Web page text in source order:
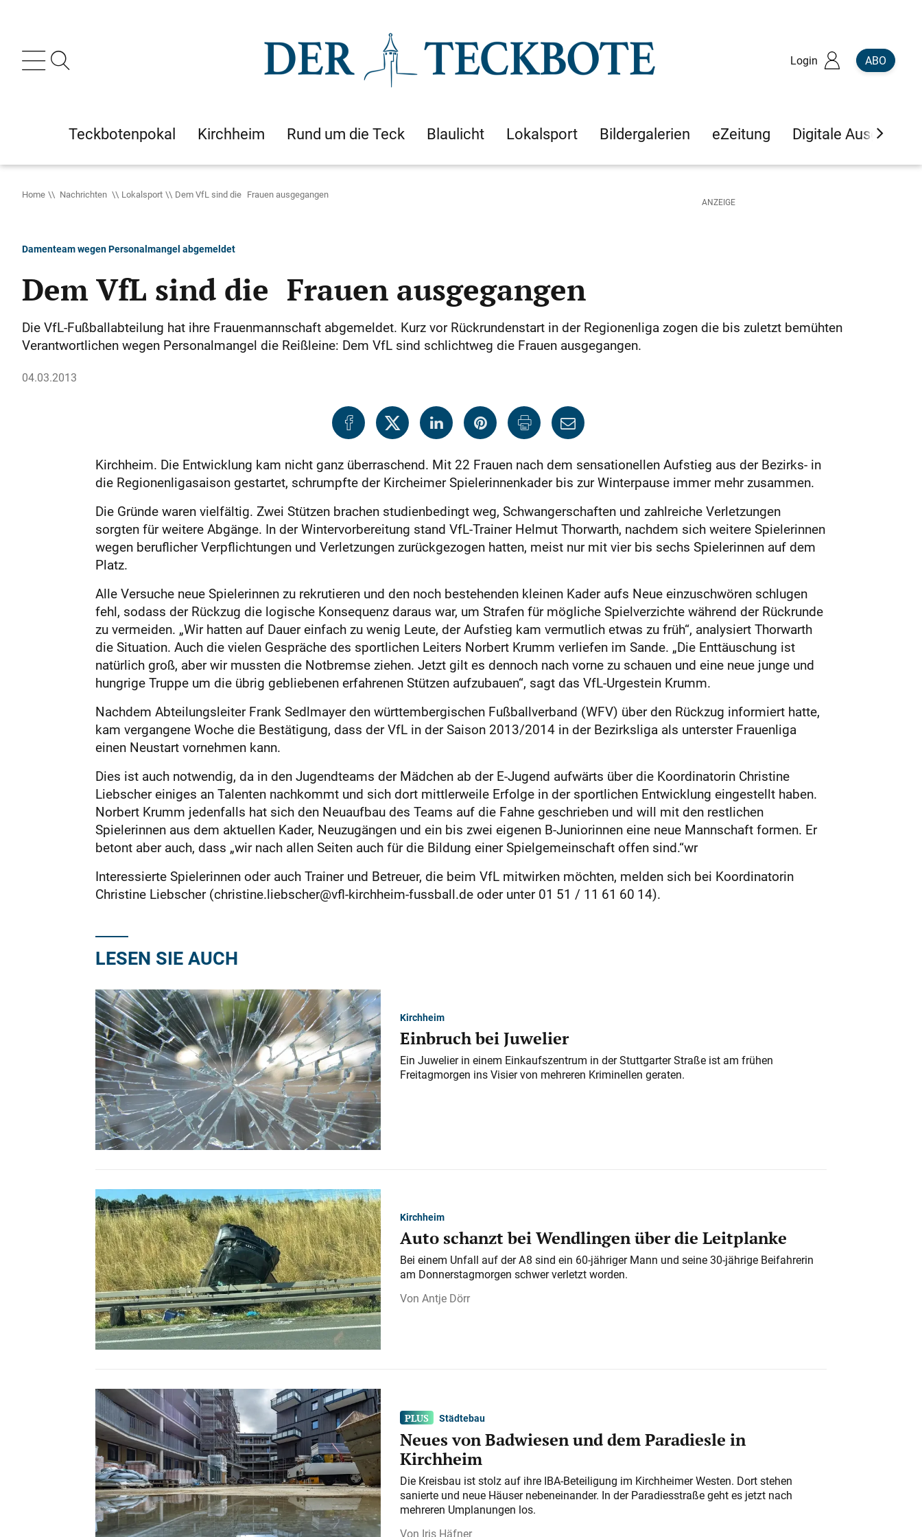
Login ABO
Teckbotenpokal Kirchheim Rund um die Teck Blaulicht Lokalsport Bildergalerien eZeitung Digitale Ausgaben
Home Nachrichten Lokalsport Dem VfL sind die Frauen ausgegangen
Damenteam wegen Personalmangel abgemeldet
Dem VfL sind die Frauen ausgegangen
Die VfL-Fußballabteilung hat ihre Frauenmannschaft abgemeldet. Kurz vor Rückrundenstart in der Regionenliga zogen die bis zuletzt bemühten
Verantwortlichen wegen Personalmangel die Reißleine: Dem VfL sind schlichtweg die Frauen ausgegangen.
04.03.2013
Kirchheim. Die Entwicklung kam nicht ganz überraschend. Mit 22 Frauen nach dem sensationellen Aufstieg aus der Bezirks- in
die Regionenligasaison gestartet, schrumpfte der Kircheimer Spielerinnenkader bis zur Winterpause immer mehr zusammen.
Die Gründe waren vielfältig. Zwei Stützen brachen studienbedingt weg, Schwangerschaften und zahlreiche Verletzungen
sorgten für weitere Abgänge. In der Wintervorbereitung stand VfL-Trainer Helmut Thorwarth, nachdem sich weitere Spielerinnen
wegen beruflicher Verpflichtungen und Verletzungen zurückgezogen hatten, meist nur mit vier bis sechs Spielerinnen auf dem
Platz.
Alle Versuche neue Spielerinnen zu rekrutieren und den noch bestehenden kleinen Kader aufs Neue einzuschwören schlugen
fehl, sodass der Rückzug die logische Konsequenz daraus war, um Strafen für mögliche Spielverzichte während der Rückrunde
zu vermeiden. „Wir hatten auf Dauer einfach zu wenig Leute, der Aufstieg kam vermutlich etwas zu früh“, analysiert Thorwarth
die Situation. Auch die vielen Gespräche des sportlichen Leiters Norbert Krumm verliefen im Sande. „Die Enttäuschung ist
natürlich groß, aber wir mussten die Notbremse ziehen. Jetzt gilt es dennoch nach vorne zu schauen und eine neue junge und
hungrige Truppe um die übrig gebliebenen erfahrenen Stützen aufzubauen“, sagt das VfL-Urgestein Krumm.
Nachdem Abteilungsleiter Frank Sedlmayer den württembergischen Fußballverband (WFV) über den Rückzug informiert hatte,
kam vergangene Woche die Bestätigung, dass der VfL in der Saison 2013/2014 in der Bezirksliga als unterster Frauenliga
einen Neustart vornehmen kann.
Dies ist auch notwendig, da in den Jugendteams der Mädchen ab der E-Jugend aufwärts über die Koordinatorin Christine
Liebscher einiges an Talenten nachkommt und sich dort mittlerweile Erfolge in der sportlichen Entwicklung eingestellt haben.
Norbert Krumm jedenfalls hat sich den Neuaufbau des Teams auf die Fahne geschrieben und will mit den restlichen
Spielerinnen aus dem aktuellen Kader, Neuzugängen und ein bis zwei eigenen B-Juniorinnen eine neue Mannschaft formen. Er
betont aber auch, dass „wir nach allen Seiten auch für die Bildung einer Spielgemeinschaft offen sind.“wr
Interessierte Spielerinnen oder auch Trainer und Betreuer, die beim VfL mitwirken möchten, melden sich bei Koordinatorin
Christine Liebscher (christine.liebscher@vfl-kirchheim-fussball.de oder unter 01 51 / 11 61 60 14).
LESEN SIE AUCH
Kirchheim
Einbruch bei Juwelier
Ein Juwelier in einem Einkaufszentrum in der Stuttgarter Straße ist am frühen
Freitagmorgen ins Visier von mehreren Kriminellen geraten.
Kirchheim
Auto schanzt bei Wendlingen über die Leitplanke
Bei einem Unfall auf der A 8 sind ein 60-jähriger Mann und seine 30-jährige Beifahrerin
am Donnerstagmorgen schwer verletzt worden.
Antje Dörr
Städtebau
Neues von Badwiesen und dem Paradiesle in
Kirchheim
Die Kreisbau ist stolz auf ihre IBA-Beteiligung im Kirchheimer Westen. Dort stehen
sanierte und neue Häuser nebeneinander. In der Paradiesstraße geht es jetzt nach
mehreren Umplanungen los.
Iris Häfner